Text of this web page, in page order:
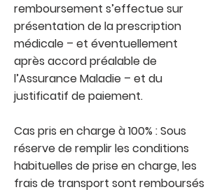
remboursement s’effectue sur
présentation de la prescription
médicale – et éventuellement
après accord préalable de
l’Assurance Maladie – et du
justificatif de paiement.
Cas pris en charge à 100% : Sous
réserve de remplir les conditions
habituelles de prise en charge, les
frais de transport sont remboursés